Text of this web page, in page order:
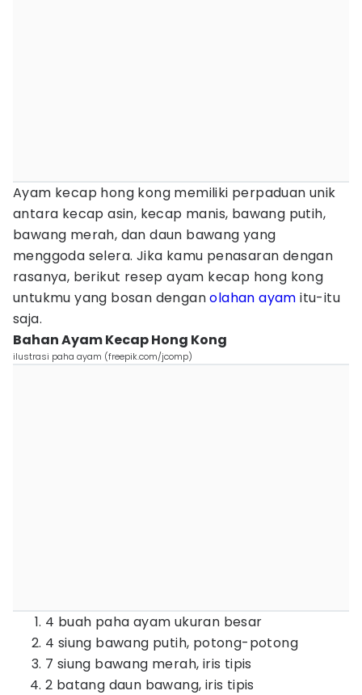
Ayam kecap hong kong memiliki perpaduan unik
antara kecap asin, kecap manis, bawang putih,
bawang merah, dan daun bawang yang
menggoda selera. Jika kamu penasaran dengan
rasanya, berikut resep ayam kecap hong kong
untukmu yang bosan denganolahan ayam itu-itu
saja.
Bahan Ayam Kecap Hong Kong
ilustrasi paha ayam (freepik.com/jcomp)
4 buah paha ayam ukuran besar
4 siung bawang putih, potong-potong
7 siung bawang merah, iris tipis
2 batang daun bawang, iris tipis